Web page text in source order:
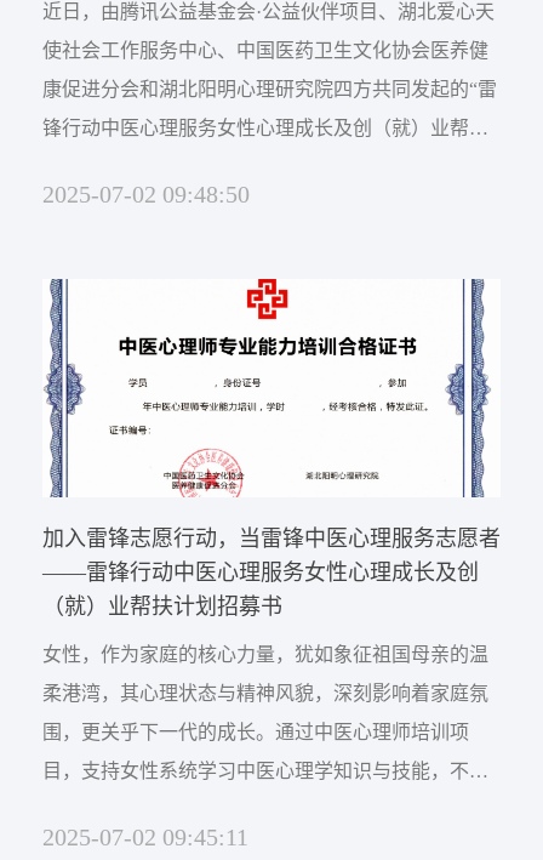
近日，由腾讯公益基金会·公益伙伴项目、湖北爱心天
使社会工作服务中心、中国医药卫生文化协会医养健
康促进分会和湖北阳明心理研究院四方共同发起的“雷
锋行动中医心理服务女性心理成长及创（就）业帮扶
周期。目标是培养10000名雷锋中医心理师志愿者。
2025-07-02 09:48:50
加入雷锋志愿行动，当雷锋中医心理服务志愿者
——雷锋行动中医心理服务女性心理成长及创
（就）业帮扶计划招募书
女性，作为家庭的核心力量，犹如象征祖国母亲的温
柔港湾，其心理状态与精神风貌，深刻影响着家庭氛
围，更关乎下一代的成长。通过中医心理师培训项
目，支持女性系统学习中医心理学知识与技能，不仅
生活挑战，还能让她们以更科学、智慧的方式陪伴孩
2025-07-02 09:45:11